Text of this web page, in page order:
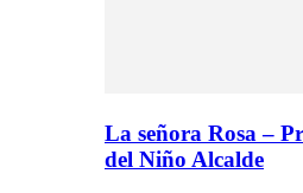
La señora Rosa –
del Niño Alcalde